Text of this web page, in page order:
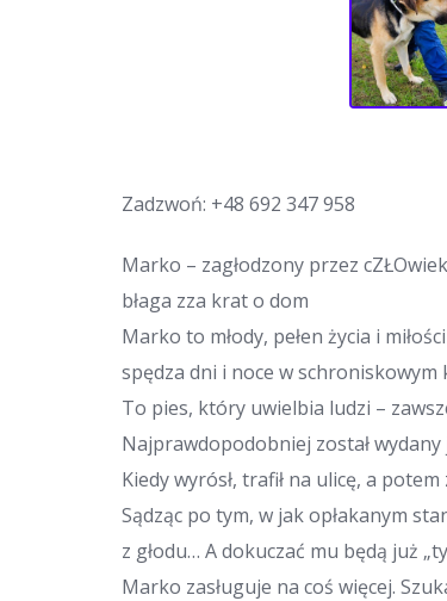
Zadzwoń: +48 692 347 958
Marko – zagłodzony przez
błaga zza krat o dom
Marko to młody, pełen życia i
spędza dni i noce w schroniskowym
To pies, który uwielbia ludzi –
Najprawdopodobniej został
Kiedy wyrósł, trafił na ulicę, a
Sądząc po tym, w jak opłakanym
z głodu… A dokuczać mu będą już
Marko zasługuje na coś więcej.